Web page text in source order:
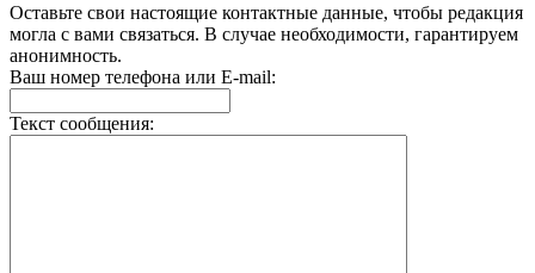
Оставьте свои настоящие контактные данные, чтобы редакция
могла с вами связаться. В случае необходимости, гарантируем
анонимность.
Ваш номер телефона или E-mail:
Текст сообщения: